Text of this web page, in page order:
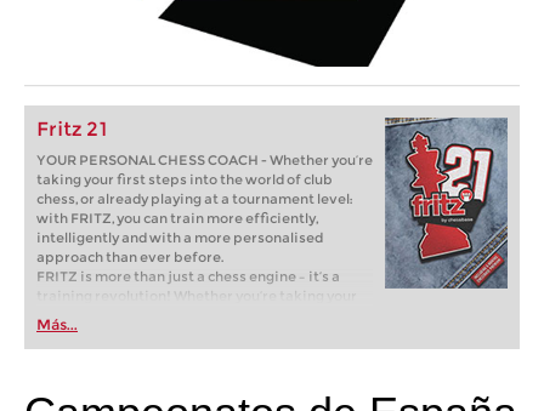
Fritz 21
YOUR PERSONAL CHESS COACH - Whether you’re
taking your first steps into the world of club
chess, or already playing at a tournament level:
with FRITZ, you can train more efficiently,
intelligently and with a more personalised
approach than ever before.
FRITZ is more than just a chess engine – it’s a
training revolution! Whether you’re taking your
first steps into the world of club chess, or already
playing at a tournament level: with FRITZ, you can
train more efficiently, intelligently and with a
Más...